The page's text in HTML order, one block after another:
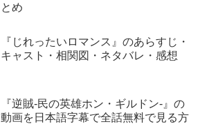
とめ
『じれったいロマンス』のあらすじ・
キャスト・相関図・ネタバレ・感想
『逆賊-民の英雄ホン・ギルドン-』の
動画を日本語字幕で全話無料で見る方